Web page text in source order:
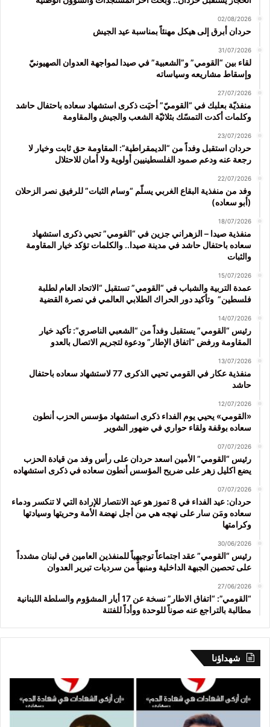
02/08/2026
حردان أبرق إلى هيكل مهنئاً بمناسبة عيد الجيش
31/07/2026
لقاء بين “القومي” و”الشعبية” في صيدا لمواجهة العدوان الصهيونيّ
وإسقاط مشاريعه وسياساته
27/07/2026
منفذيّة بعلبك في “القوميّ” أحيَت ذكرى استشهاد سعاده باحتفال حاشد
وكلمات أكدت التمسّك بثلاثيّة الشعب والجيش والمقاومة
23/07/2026
حردان استقبل وفداً من “الديمقراطية”: المقاومة حق ثابت وخيار لا
رجعة عنه ودعم صمود الفلسطينيين أولوية ولا أمان للاحتلال
22/07/2026
وفد من منفذية البقاع الغربي يسلّم “وسام الثبات” للرفيق نصر الزحلان
(أبو سعاده)
18/07/2026
منفذية صيدا – الزهراني جزين في “القومي” تحيي ذكرى استشهاد
سعاده باحتفال حاشد في مدينة صيدا.. والكلمات تؤكد خيار المقاومة
والثبات
15/07/2026
عمدة التربية والشباب في “القومي” تستقبل “الاتحاد العام لطلبة
فلسطين” وتأكيد دور الحراك الطلابي العالمي في نصرة القضية
14/07/2026
رئيس “القومي” يستقبل وفداً من “الشعبي الناصري”: تأكيد خيار
المقاومة ورفض “اتفاق الإطار” ودعوة لتجريم الاتصال بالعدو
13/07/2026
منفذية عكار في القومي تحيي الذكرى 77 لاستشهاد سعاده باحتفال
حاشد
12/07/2026
«القومي» يحيي يوم الفداء ذكرى استشهاد مؤسس الحزب أنطون
سعاده بوقفة ولقاء حواري في ضهور الشوير
07/07/2026
رئيس “القومي” الأمين اسعد حردان على رأس وفد من قيادة الحزب
يضع اكليل زهر على ضريح المؤسس أنطون سعاده في ذكرى استشهاده
07/07/2026
حردان: عيد الفداء في 8 تموز هو عيد الانتصار للإرادة التي لا تنكسر ودماء
سعاده ومَن سار على نهجه هي من أجل نهضة الأمة وحريتها وسيادتها
وكرامتها
30/06/2026
رئيس “القومي” عقد اجتماعاً توجيهياً للمنفذين العامين في لبنان مشدداً
على تحصين الجبهة الداخلية ومنبهاً من سرديات تبرير العدوان
27/06/2026
“القومي”: “اتفاق الاطار” نسخة عن 17 أيار المشؤوم والسلطة اللبنانية
مطالبة بالتراجع عنه صوناً للوحدة ووأداً للفتنة
شهداؤنا